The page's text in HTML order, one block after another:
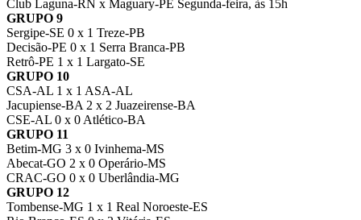
Club Laguna-RN x Maguary-PE Segunda-feira, às 15h
GRUPO 9
Sergipe-SE 0 x 1 Treze-PB
Decisão-PE 0 x 1 Serra Branca-PB
Retrô-PE 1 x 1 Largato-SE
GRUPO 10
CSA-AL 1 x 1 ASA-AL
Jacupiense-BA 2 x 2 Juazeirense-BA
CSE-AL 0 x 0 Atlético-BA
GRUPO 11
Betim-MG 3 x 0 Ivinhema-MS
Abecat-GO 2 x 0 Operário-MS
CRAC-GO 0 x 0 Uberlândia-MG
GRUPO 12
Tombense-MG 1 x 1 Real Noroeste-ES